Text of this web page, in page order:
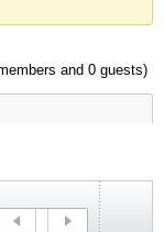
and 0 guests)